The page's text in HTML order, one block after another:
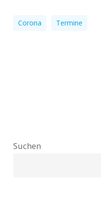
Corona Termine
Suchen